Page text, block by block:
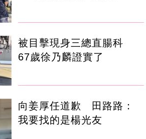
被目擊現身三總直腸科
67歲徐乃麟證實了
向姜厚任道歉 田路路：
我要找的是楊光友